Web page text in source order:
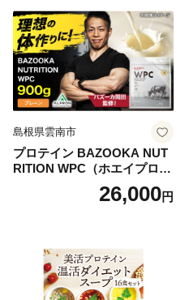
ち 本格おせち おせち予約 年
末 年始 お取り寄せ 新春 贅沢
おせち こだわりおせち 惣菜
老舗おせち ふるさと納税お
せち 御節 お節料理 正月 調理
不要 おせち料理2027
島根県雲南市
プロテイン BAZOOKA NUT
RITION WPC（ホエイプロテ
イン）＜プレーン＞ 900g｜
バズーカ岡田監修・植物由来
ロン [AIEN005]
26,000円